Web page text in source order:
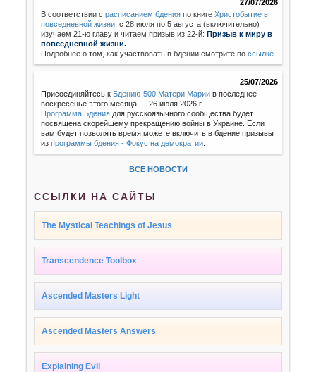
27/07/2026
В соответствии с расписанием бдения по книгеХристобытие в
повседневной жизни с 28 июля по 5 августа (включительно)
изучаем 21-ю главу и читаем призыв из 22-й:Призыв к миру в
повседневной жизни.
Подробнее о том, как участвовать в бдении смотрите поссылке
25/07/2026
Присоединяйтесь к Бдению-500 Матери Марии в последнее
воскресенье этого месяца — 26 июля 2026 г.
Программа Бдения для русскоязычного сообщества будет
посвящена скорейшему прекращению войны в Украине. Если
вам будет позволять время можете включить в бдение призывы
изпрограммы бдения - Фокус на демократии
ВСЕ НОВОСТИ
ССЫЛКИ НА САЙТЫ
The Mystical Teachings of Jesus
Transcendence Toolbox
Ascended Masters Light
Ascended Masters Answers
Explaining Evil